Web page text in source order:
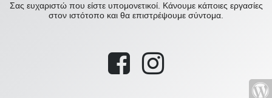
Σας ευχαριστώ που είστε υπομονετικοί. Κάνουμε κάποιες εργασίες
στον ιστότοπο και θα επιστρέψουμε σύντομα.